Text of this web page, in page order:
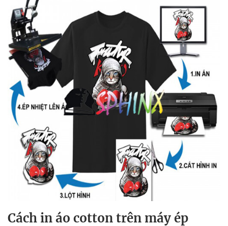
Cách in áo cotton trên máy ép